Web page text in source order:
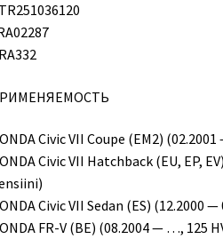
Civic VII Coupe (EM2)
Civic VII Hatchback (EU, EP,
Civic VII Sedan (ES) (12.2000
FR-V (BE) (08.2004 — …, 125